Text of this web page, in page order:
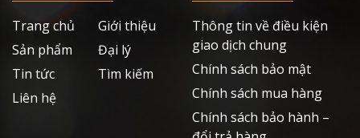
Trang chủ
Giới thiệu
Sản phẩm
Đại lý
Tin tức
Tìm kiếm
Liên hệ
Thông tin về điều kiện
giao dịch chung
Chính sách bảo mật
Chính sách mua hàng
Chính sách bảo hành –